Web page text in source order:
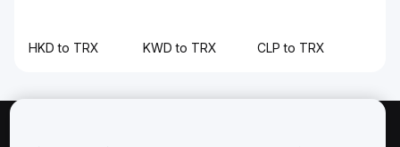
HKD to TRX KWD to TRX CLP to TRX
Informacje